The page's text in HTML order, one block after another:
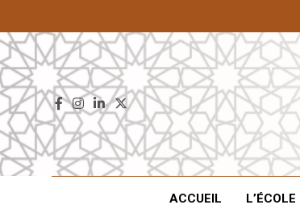
ACCUEIL L’ÉCOLE